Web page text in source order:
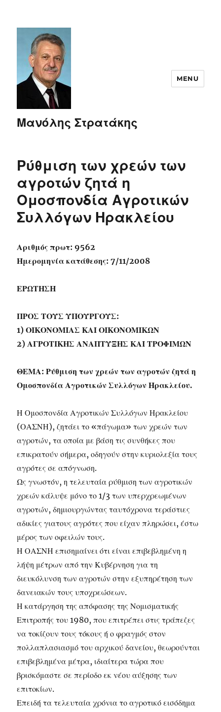
Μανόλης Στρατάκης
MENU
Ρύθμιση των χρεών των
αγροτών ζητά η
Ομοσπονδία Αγροτικών
Συλλόγων Ηρακλείου
Αριθμός πρωτ: 9562
Ημερομηνία κατάθεσης: 7/11/2008
ΕΡΩΤΗΣΗ
ΠΡΟΣ ΤΟΥΣ ΥΠΟΥΡΓΟΥΣ:
1) ΟΙΚΟΝΟΜΙΑΣ ΚΑΙ ΟΙΚΟΝΟΜΙΚΩΝ
2) ΑΓΡΟΤΙΚΗΣ ΑΝΑΠΤΥΞΗΣ ΚΑΙ ΤΡΟΦΙΜΩΝ
ΘΕΜΑ: Ρύθμιση των χρεών των αγροτών ζητά η
Ομοσπονδία Αγροτικών Συλλόγων Ηρακλείου.
Η Ομοσπονδία Αγροτικών Συλλόγων Ηρακλείου
(ΟΑΣΝΗ), ζητάει το «πάγωμα» των χρεών των
αγροτών, τα οποία με βάση τις συνθήκες που
επικρατούν σήμερα, οδηγούν στην κυριολεξία τους
αγρότες σε απόγνωση.
Ως γνωστόν, η τελευταία ρύθμιση των αγροτικών
χρεών κάλυψε μόνο το 1/3 των υπερχρεωμένων
αγροτών, δημιουργώντας ταυτόχρονα τεράστιες
αδικίες γιατους αγρότες που είχαν πληρώσει, έστω
μέρος των οφειλών τους.
Η ΟΑΣΝΗ επισημαίνει ότι είναι επιβεβλημένη η
λήψη μέτρων από την Κυβέρνηση για τη
διευκόλυνση των αγροτών στην εξυπηρέτηση των
δανειακών τους υποχρεώσεων.
Η κατάργηση της απόφασης της Νομισματικής
Επιτροπής του 1980, που επιτρέπει στις τράπεζες
να τοκίζουν τους τόκους ή ο φραγμός στον
πολλαπλασιασμό του αρχικού δανείου, θεωρούνται
επιβεβλημένα μέτρα, ιδιαίτερα τώρα που
βρισκόμαστε σε περίοδο εκ νέου αύξησης των
επιτοκίων.
Επειδή τα τελευταία χρόνια το αγροτικό εισόδημα